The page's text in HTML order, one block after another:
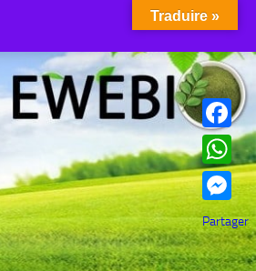
Facebook
WhatsApp
Partager
Traduire »